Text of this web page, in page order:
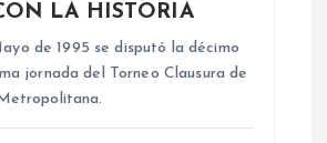
LA HISTORIA
de 1995 se disputó la décimo
jornada del Torneo Clausura de